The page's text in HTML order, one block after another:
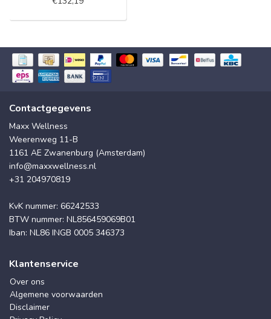
Contactgegevens
Maxx Wellness
Weerenweg 11-B
1161 AE Zwanenburg (Amsterdam)
info@maxxwellness.nl
+31 204970819
KvK nummer: 66242533
BTW nummer: NL856459069B01
Iban: NL86 INGB 0005 346373
Klantenservice
Over ons
Algemene voorwaarden
Disclaimer